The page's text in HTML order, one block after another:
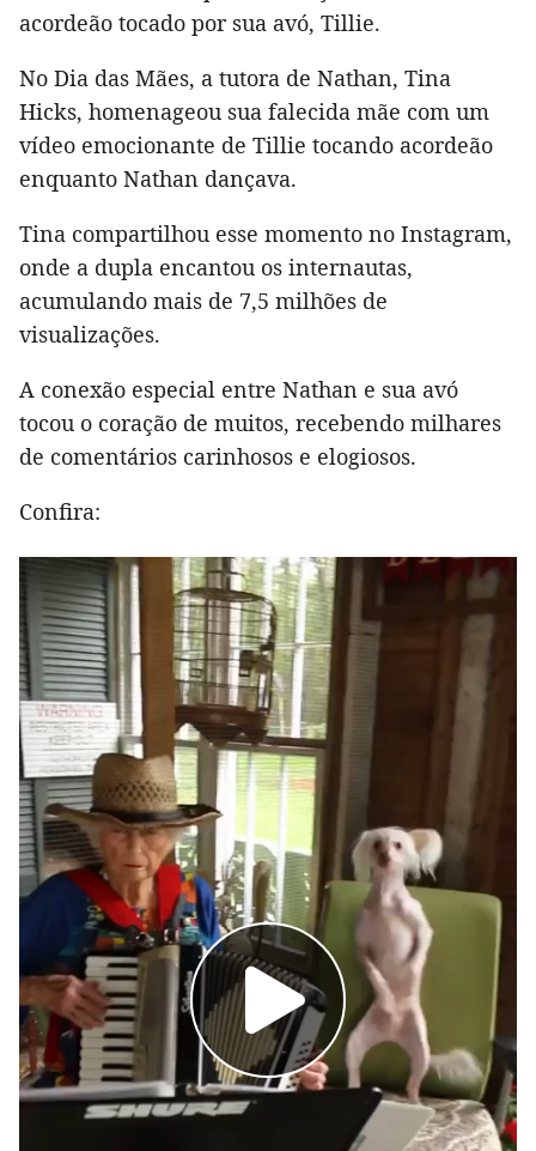
acordeão tocado por sua avó, Tillie.
No Dia das Mães, a tutora de Nathan, Tina
Hicks, homenageou sua falecida mãe com um
vídeo emocionante de Tillie tocando acordeão
enquanto Nathan dançava.
Tina compartilhou esse momento no Instagram,
onde a dupla encantou os internautas,
acumulando mais de 7,5 milhões de
visualizações.
A conexão especial entre Nathan e sua avó
tocou o coração de muitos, recebendo milhares
de comentários carinhosos e elogiosos.
Confira: